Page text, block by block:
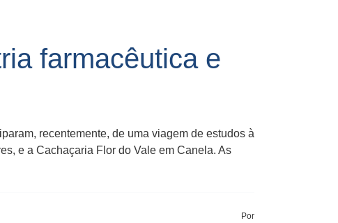
farmacêutica e
recentemente, de uma viagem de estudos à
e a Cachaçaria Flor do Vale em Canela. As
Por